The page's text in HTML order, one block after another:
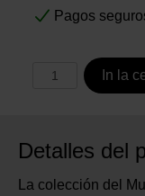
Pagos
In la
Detalles del
La colección del